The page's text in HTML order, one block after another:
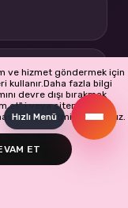
ve hizmet göndermek için
fazla bilgi
devre dışı bırakmak
et" i veya sitenin başka
kabul etmiş olursunuz.
ET
Hızlı Menü